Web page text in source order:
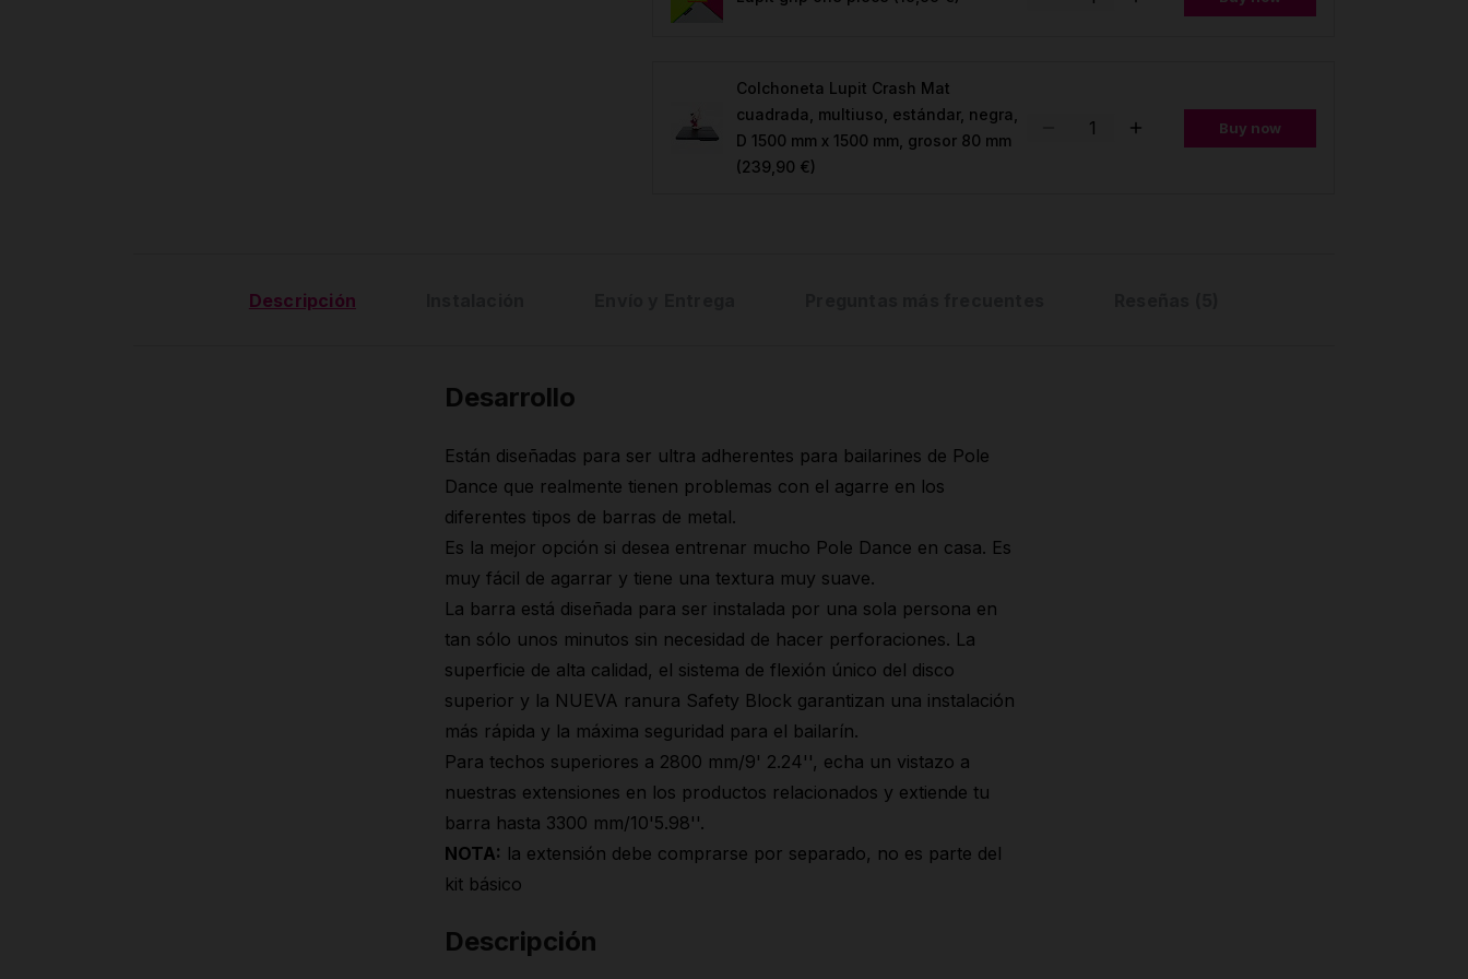
Colchoneta Lupit Crash Mat
cuadrada, multiuso, estándar, negra,
D 1500 mm x 1500 mm, grosor 80 mm
(239,90 €)
Buy now
Descripción
Desarrollo
Están diseñadas para ser ultra adherentes para bailarines de Pole
Dance que realmente tienen problemas con el agarre en los
diferentes tipos de barras de metal.
Es la mejor opción si desea entrenar mucho Pole Dance en casa. Es
muy fácil de agarrar y tiene una textura muy suave.
La barra está diseñada para ser instalada por una sola persona en
tan sólo unos minutos sin necesidad de hacer perforaciones. La
superficie de alta calidad, el sistema de flexión único del disco
superior y la NUEVA ranura Safety Block garantizan una instalación
más rápida y la máxima seguridad para el bailarín.
Para techos superiores a 2800 mm/9' 2.24'', echa un vistazo a
nuestras extensiones en los productos relacionados y extiende tu
barra hasta 3300 mm/10'5.98''.
NOTA: la extensión debe comprarse por separado, no es parte del
kit básico
Descripción